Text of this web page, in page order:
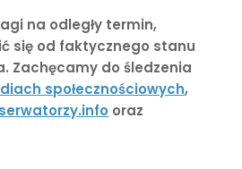
na odległy termin,
się od faktycznego stanu
Zachęcamy do śledzenia
społecznościowych,
oraz